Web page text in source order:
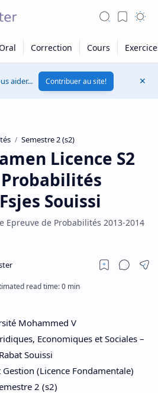
aider... Contribuer au site!
Semestre 2 (s2)
Licence S2
Souissi
Epreuve de Probabilités 2013-2014
Mohammed V
Economiques et Sociales –
Rabat Souissi
Gestion (Licence Fondamentale)
2 (s2)